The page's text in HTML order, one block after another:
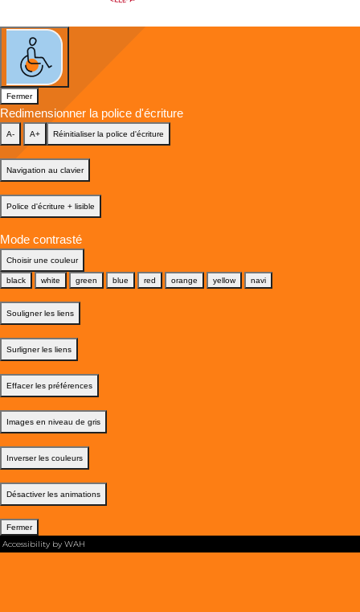
Fermer
Redimensionner la police d'écriture
A- A+ Réinitialiser la police d'écriture
Navigation au clavier
Police d'écriture + lisible
Mode contrasté
Choisir une couleur
black white green blue red orange yellow navi
Souligner les liens
Surligner les liens
Effacer les préférences
Images en niveau de gris
Inverser les couleurs
Désactiver les animations
Fermer
Accessibility by WAH